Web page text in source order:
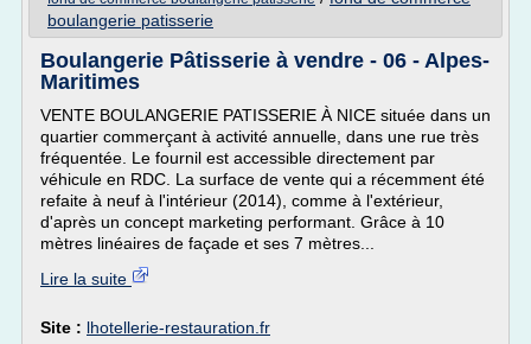
boulangerie patisserie
Boulangerie Pâtisserie à vendre - 06 - Alpes-
Maritimes
VENTE BOULANGERIE PATISSERIE À NICE située dans un
quartier commerçant à activité annuelle, dans une rue très
fréquentée. Le fournil est accessible directement par
véhicule en RDC. La surface de vente qui a récemment été
refaite à neuf à l'intérieur (2014), comme à l'extérieur,
d'après un concept marketing performant. Grâce à 10
mètres linéaires de façade et ses 7 mètres...
Lire la suite
Site : lhotellerie-restauration.fr